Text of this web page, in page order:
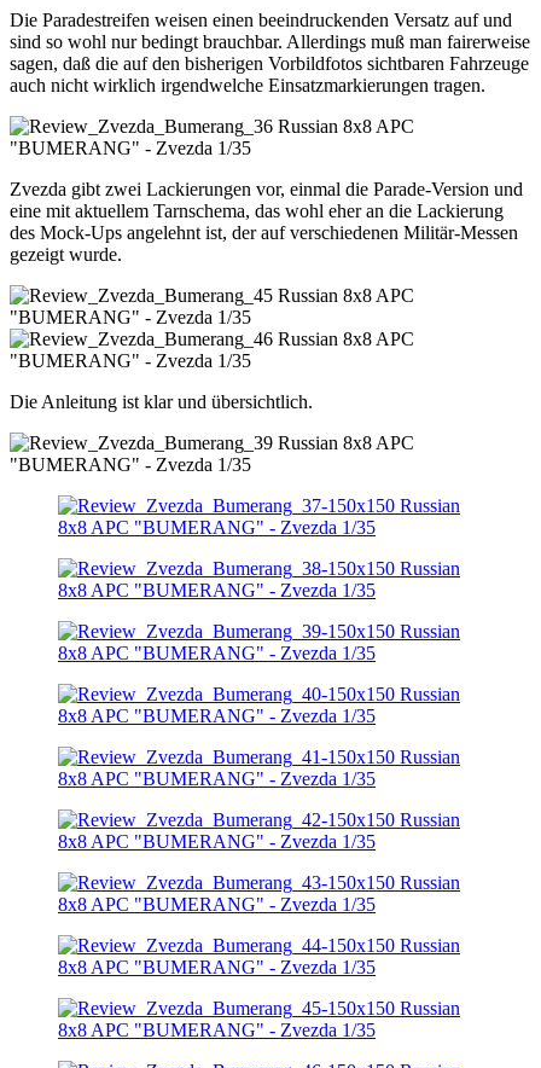
Die Paradestreifen weisen einen beeindruckenden Versatz auf und
sind so wohl nur bedingt brauchbar. Allerdings muß man fairerweise
sagen, daß die auf den bisherigen Vorbildfotos sichtbaren Fahrzeuge
auch nicht wirklich irgendwelche Einsatzmarkierungen tragen.
Zvezda gibt zwei Lackierungen vor, einmal die Parade-Version und
eine mit aktuellem Tarnschema, das wohl eher an die Lackierung
des Mock-Ups angelehnt ist, der auf verschiedenen Militär-Messen
gezeigt wurde.
Die Anleitung ist klar und übersichtlich.